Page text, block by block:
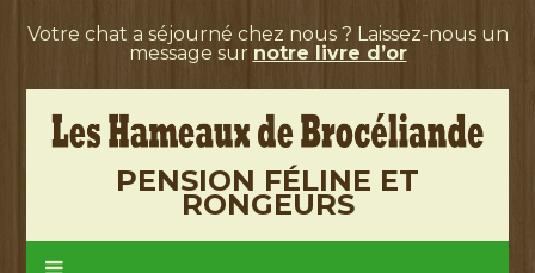
Votre chat a séjourné chez nous ? Laissez-nous un
message sur notre livre d’or
PENSION FÉLINE ET
RONGEURS